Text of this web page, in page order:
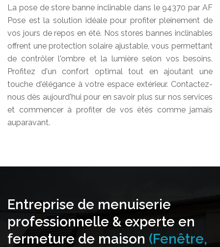
La pose de store banne inclinable dans le 94370 par AF
Pose est la solution idéale pour profiter pleinement de
vos jours de repos en été. Nos stores bannes inclinables
offrent une protection solaire ajustable, vous permettant
de contrôler l'ombre et la lumière selon vos besoins.
Profitez d'un confort optimal tout en ajoutant une
touche d'élégance à votre espace extérieur. Contactez-
nous dès aujourd'hui pour en savoir plus sur nos services
et commencer à profiter de vos étés comme jamais
auparavant.
Entreprise de menuiserie
professionnelle & experte en
fermeture de maison (Fenêtre,